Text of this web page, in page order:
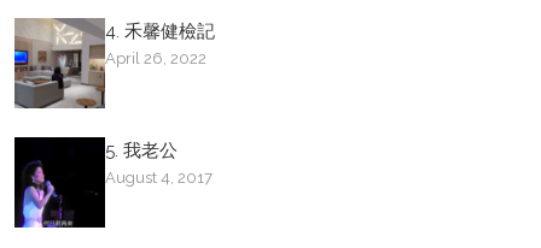
4. 禾馨健檢記
April 26, 2022
5. 我老公
August 4, 2017